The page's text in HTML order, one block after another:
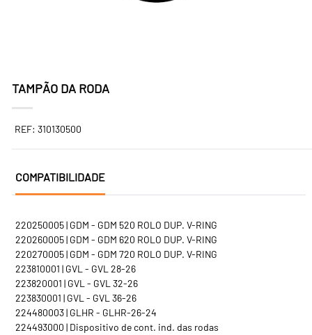
TAMPÃO DA RODA
REF: 310130500
COMPATIBILIDADE
220250005 | GDM - GDM 520 ROLO DUP. V-RING
220260005 | GDM - GDM 620 ROLO DUP. V-RING
220270005 | GDM - GDM 720 ROLO DUP. V-RING
223810001 | GVL - GVL 28-26
223820001 | GVL - GVL 32-26
223830001 | GVL - GVL 36-26
224480003 | GLHR - GLHR-26-24
224493000 | Dispositivo de cont. ind. das rodas